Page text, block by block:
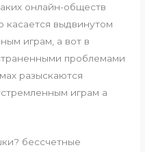
онлайн-обществ
касается выдвинутом
играм, а вот в
проблемами
разыскаются
играм а
бессчетные